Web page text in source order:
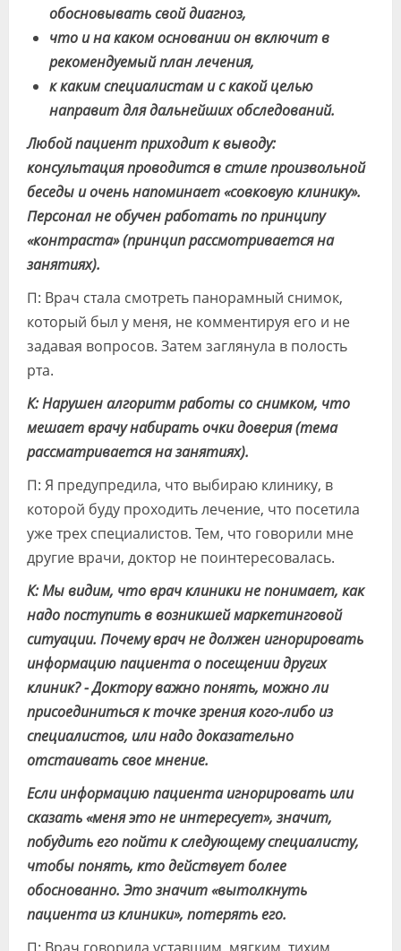
обосновывать свой диагноз,
что и на каком основании он включит в
рекомендуемый план лечения,
к каким специалистам и с какой целью
направит для дальнейших обследований.
Любой пациент приходит к выводу:
консультация проводится в стиле произвольной
беседы и очень напоминает «совковую клинику».
Персонал не обучен работать по принципу
«контраста» (принцип рассмотривается на
занятиях).
П: Врач стала смотреть панорамный снимок,
который был у меня, не комментируя его и не
задавая вопросов. Затем заглянула в полость
рта.
К: Нарушен алгоритм работы со снимком, что
мешает врачу набирать очки доверия (тема
рассматривается на занятиях).
П: Я предупредила, что выбираю клинику, в
которой буду проходить лечение, что посетила
уже трех специалистов. Тем, что говорили мне
другие врачи, доктор не поинтересовалась.
К: Мы видим, что врач клиники не понимает, как
надо поступить в возникшей маркетинговой
ситуации. Почему врач не должен игнорировать
информацию пациента о посещении других
клиник? - Доктору важно понять, можно ли
присоединиться к точке зрения кого-либо из
специалистов, или надо доказательно
отстаивать свое мнение.
Если информацию пациента игнорировать или
сказать «меня это не интересует», значит,
побудить его пойти к следующему специалисту,
чтобы понять, кто действует более
обоснованно. Это значит «вытолкнуть
пациента из клиники», потерять его.